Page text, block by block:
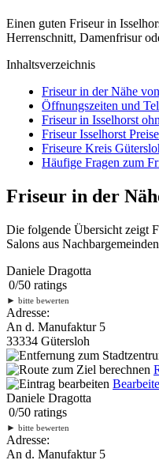
Einen guten Friseur in
Herrenschnitt, Damenfrisur
Inhaltsverzeichnis
Friseur in der Nähe
Öffnungszeiten und
Friseur in Isselhorst
Friseur Isselhorst Preise
Friseure Kreis
Häufige Fragen zum
Friseur in der
Die folgende Übersicht zeigt
Salons aus
Daniele Dragotta
0/50 ratings
► bitte bewerten
Adresse:
An d. Manufaktur 5
33334 Gütersloh
Daniele Dragotta
0/50 ratings
► bitte bewerten
Adresse:
An d. Manufaktur 5